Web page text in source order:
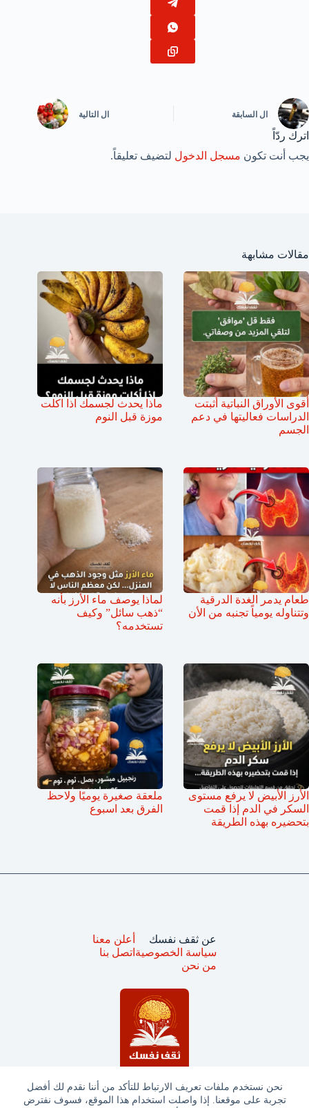
نحن نستخدم ملفات تعريف الارتباط للتأكد من أننا نقدم لك أفضل
تجربة على موقعنا. إذا واصلت استخدام هذا الموقع، فسوف نفترض
ال السابقة ال التالية
اترك ردّاً
يجب أنت تكون مسجل الدخول لتضيف تعليقاً.
مقالات مشابهة
أقوى الأوراق النباتية أثبتت
الدراسات فعاليتها في دعم
الجسم
ماذا يحدث لجسمك اذا اكلت
موزة قبل النوم
طعام يدمر الغدة الدرقية
وتتناوله يومياً تجنبه من الأن
لماذا يوصف ماء الأرز بأنه
“ذهب سائل” وكيف
تستخدمه؟
الأرز الأبيض لا يرفع مستوى
السكر في الدم إذا قمت
بتحضيره بهذه الطريقة
ملعقة صغيرة يوميًا ولاحظ
الفرق بعد اسبوع
عن ثقف نفسك
سياسة الخصوصية
من نحن
أعلن معنا
اتصل بنا